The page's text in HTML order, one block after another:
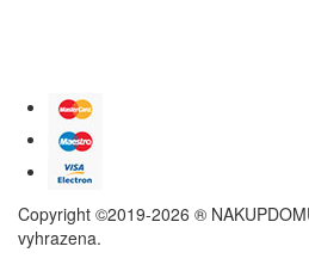
Copyright ©2019-2026 ®
vyhrazena.